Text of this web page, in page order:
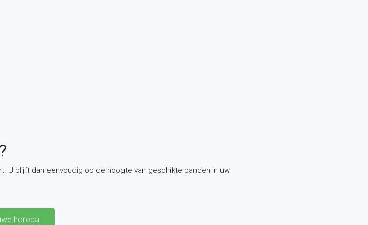
U blijft dan eenvoudig op de hoogte van geschikte panden in uw
horeca